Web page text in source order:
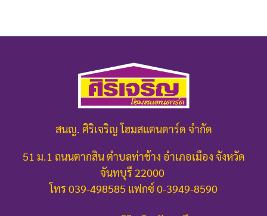
สนญ. ศิริเจริญ โฮมสแตนดาร์ด จำกัด
51 ม.1 ถนนตากสิน ตำบลท่าช้าง อำเภอเมือง จังหวัด
จันทบุรี 22000
โทร 039-498585 แฟกซ์ 0-3949-8590